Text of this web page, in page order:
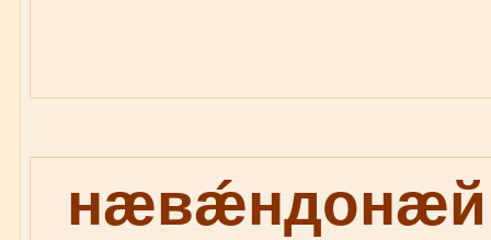
нæвǽндонæй